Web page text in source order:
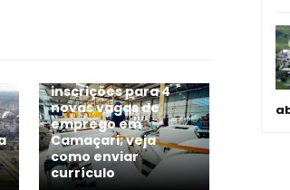
inscrições para 4
novas vagas de
emprego em
Camaçari; veja
como enviar
currículo